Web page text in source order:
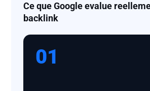
Ce que Google evalue
backlink
01